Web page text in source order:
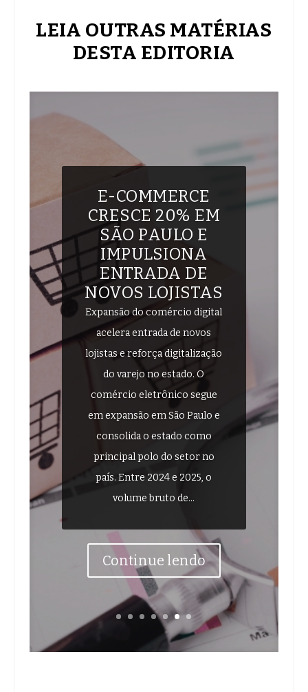
LEIA OUTRAS MATÉRIAS
DESTA EDITORIA
E-COMMERCE
CRESCE 20% EM
SÃO PAULO E
IMPULSIONA
ENTRADA DE
NOVOS LOJISTAS
Expansão do comércio digital
acelera entrada de novos
lojistas e reforça digitalização
do varejo no estado. O
comércio eletrônico segue
em expansão em São Paulo e
consolida o estado como
principal polo do setor no
país. Entre 2024 e 2025, o
volume bruto de...
Continue lendo